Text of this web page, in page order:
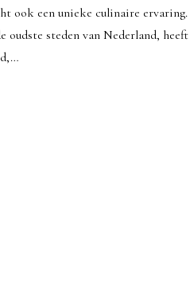
ook een unieke culinaire ervaring.
oudste steden van Nederland, heeft